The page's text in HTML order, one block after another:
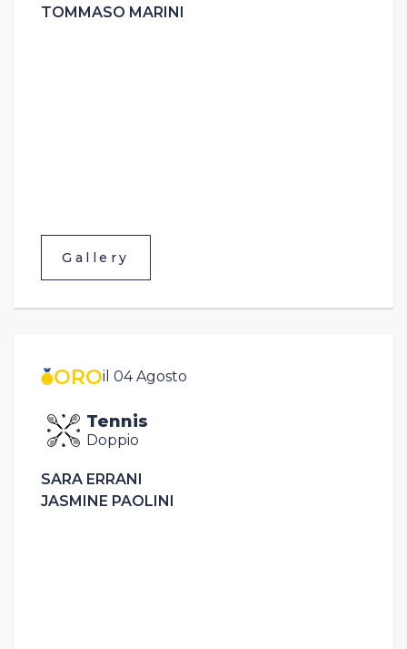
TOMMASO MARINI
Gallery
OROil 04 Agosto
Tennis
Doppio
SARA ERRANI
JASMINE PAOLINI